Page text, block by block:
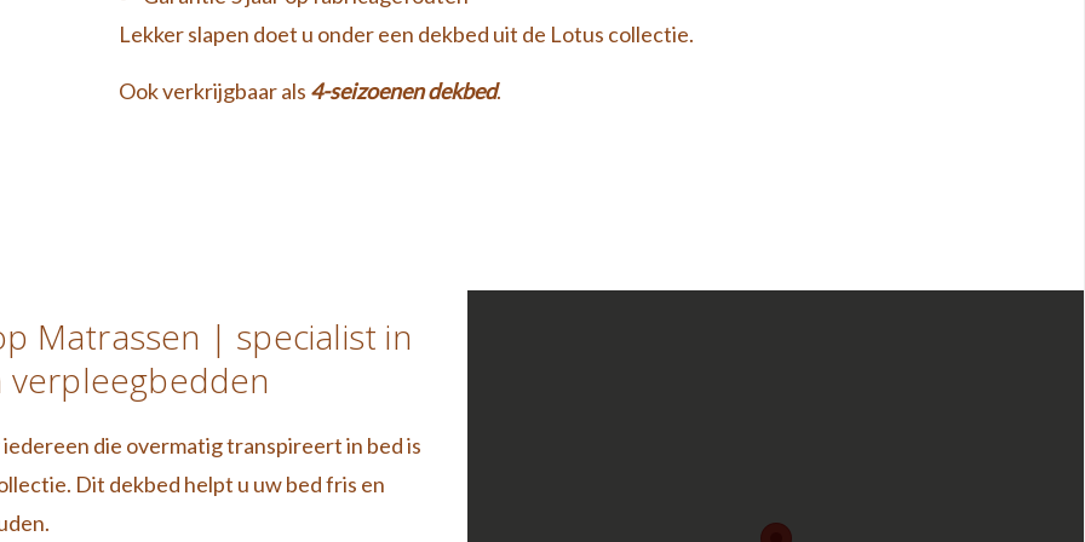
Lekker slapen doet u onder een dekbed uit de Lotus collectie.
Ook verkrijgbaar als 4-seizoenen dekbed.
Matrassen | specialist in
verpleegbedden
iedereen die overmatig transpireert in bed is
Dit dekbed helpt u uw bed fris en